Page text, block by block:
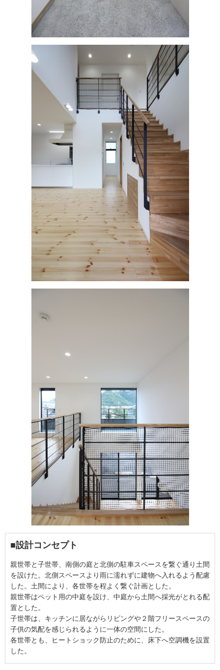
■設計コンセプト
親世帯と子世帯、南側の庭と北側の駐車スペースを繋ぐ通り土間
を設けた。北側スペースより雨に濡れずに建物へ入れるよう配慮
した。土間により、各世帯を程よく繋ぐ計画とした。
親世帯はペット用の中庭を設け、中庭から土間へ採光がとれる配
置とした。
子世帯は、キッチンに居ながらリビングや２階フリースペースの
子供の気配を感じられるように一体の空間にした。
各世帯とも、ヒートショック防止のために、床下へ空調機を設置
した。